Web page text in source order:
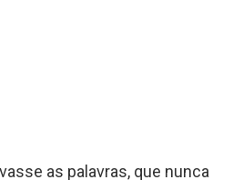
as palavras, que nunca